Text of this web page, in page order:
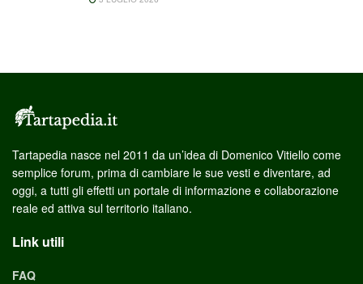
Tartapedia nasce nel 2011 da un’idea di Domenico Vitiello come
semplice forum, prima di cambiare le sue vesti e diventare, ad
oggi, a tutti gli effetti un portale di informazione e collaborazione
reale ed attiva sul territorio italiano.
Link utili
FAQ